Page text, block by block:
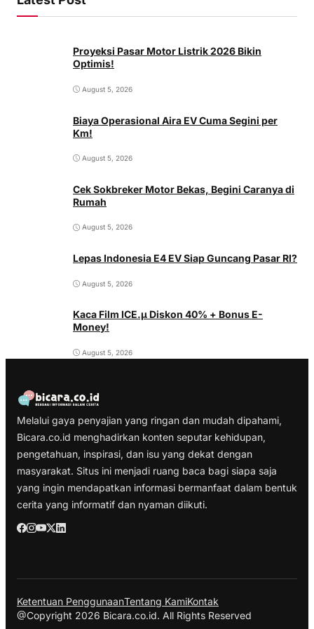
Proyeksi Pasar Motor Listrik 2026 Bikin
Optimis!
August 5, 2026
Biaya Operasional Aira EV Cuma Segini per
Km!
August 5, 2026
Cek Sokbreker Motor Bekas, Begini Caranya di
Rumah
August 5, 2026
Lepas Indonesia E4 EV Siap Guncang Pasar RI?
August 5, 2026
Kaca Film ICE.µ Diskon 40% + Bonus E-
Money!
August 5, 2026
Melalui gaya penyajian yang ringan dan mudah dipahami,
Bicara.co.id menghadirkan konten seputar kehidupan,
pengetahuan, inspirasi, dan isu yang dekat dengan
masyarakat. Situs ini menjadi ruang baca bagi siapa saja
yang ingin mendapatkan informasi bermanfaat dalam bentuk
cerita yang informatif dan nyaman diikuti.
Ketentuan PenggunaanTentang KamiKontak
@Copyright 2026 Bicara.co.id. All Rights Reserved